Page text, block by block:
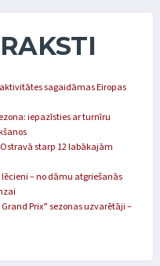
sagaidāmas Eiropas
iepazīsties ar turnīru
starp 12 labākajām
– no dāmu atgriešanās
Prix” sezonas uzvarētāji –